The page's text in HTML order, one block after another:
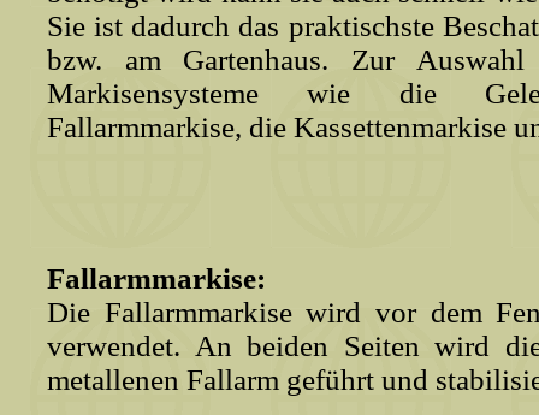
Sie ist dadurch das praktischste
bzw. am Gartenhaus. Zur Auswahl
Markisensysteme wie die
Fallarmmarkise, die Kassettenmarkise
Fallarmmarkise:
Die Fallarmmarkise wird vor dem
verwendet. An beiden Seiten wird
metallenen Fallarm geführt und